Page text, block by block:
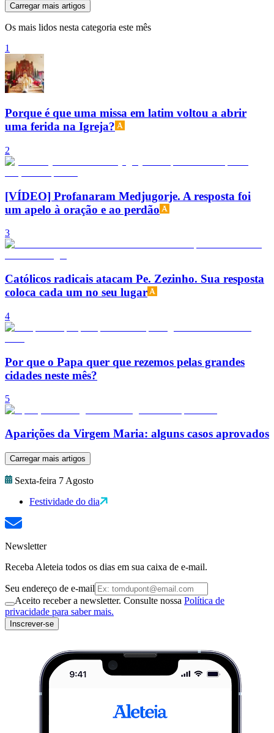
Carregar mais artigos
Os mais lidos nesta categoria este mês
1
Porque é que uma missa em latim voltou a abrir
uma ferida na Igreja?
2
[VÍDEO] Profanaram Medjugorje. A resposta foi
um apelo à oração e ao perdão
3
Católicos radicais atacam Pe. Zezinho. Sua resposta
coloca cada um no seu lugar
4
Por que o Papa quer que rezemos pelas grandes
cidades neste mês?
5
Aparições da Virgem Maria: alguns casos aprovados
Carregar mais artigos
Sexta-feira 7 Agosto
Festividade do dia
Newsletter
Receba Aleteia todos os dias em sua caixa de e-mail.
Seu endereço de e-mail
Aceito receber a newsletter. Consulte nossa Política de
privacidade para saber mais.
Inscrever-se